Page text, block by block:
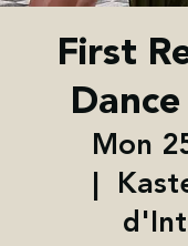
First
Mon
  |